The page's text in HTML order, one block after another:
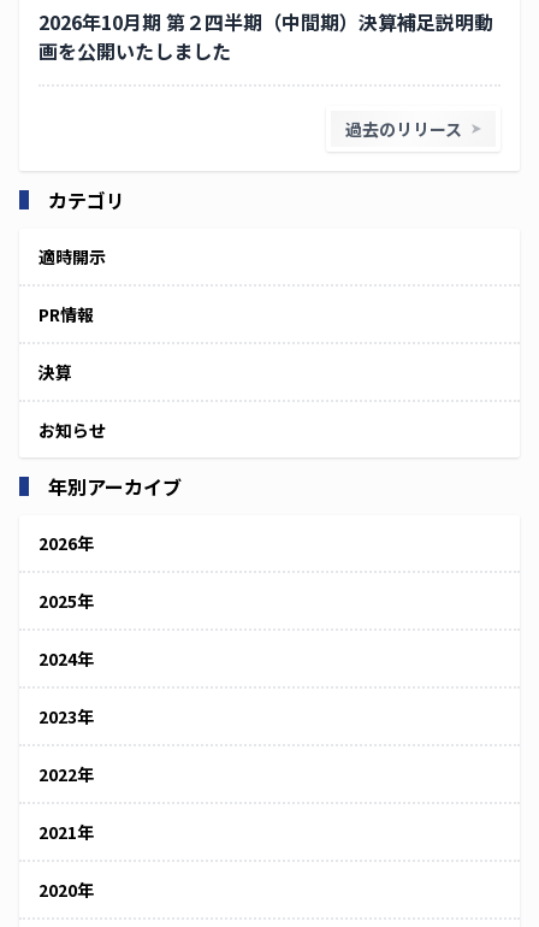
2026年10月期 第２四半期（中間期）決算補足説明動
画を公開いたしました
過去のリリース
カテゴリ
適時開示
PR情報
決算
お知らせ
年別アーカイブ
2026年
2025年
2024年
2023年
2022年
2021年
2020年